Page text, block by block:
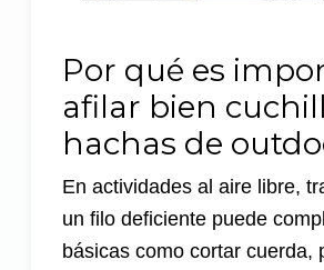
Por qué es
afilar bien
hachas de
En actividades al aire libre,
un filo deficiente puede
básicas como cortar cuerda,